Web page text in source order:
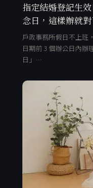
指定結婚登記生
念日，這樣辦就
戶政事務所假日不上班
日期前 3 個辦公日內辦
日」…